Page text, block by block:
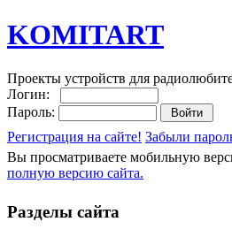
KOMITART
Проекты устройств для
Логин:
Пароль:
Регистрация на сайте! Забыли
Вы просматриваете мобильную
полную версию сайта.
Разделы сайта